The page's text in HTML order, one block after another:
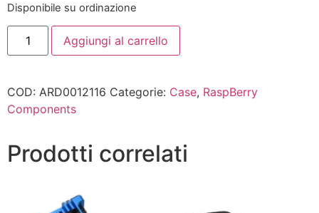
Disponibile su ordinazione
Aggiungi al carrello
COD: ARD0012116 Categorie: Case, RaspBerry
Components
Prodotti correlati